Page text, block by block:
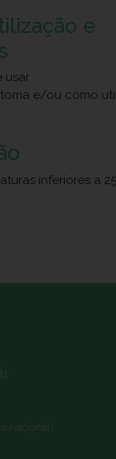
e
usar
e/ou como
inferiores a
nacional)